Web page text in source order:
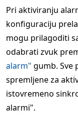
Pri aktiviranju
konfiguraciju
mogu prilagoditi
odabrati zvuk
alarm" gumb. Sve
spremljene za
istovremeno
alarmi".